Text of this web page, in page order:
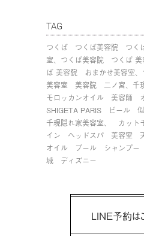
TAG
つくば つくば美容院 つく
室、つくば美容院
つくば 美
ば 美容院
おまかせ美容室
美容室
美容院
二ノ宮、千
モロッカンオイル
美容師
SHIGETA PARIS
ビール
千現隠れ家美容室、
カット
イン
ヘッドスパ 美容室
オイル
プール シャンプー
城
ディズニー
LINE予約は